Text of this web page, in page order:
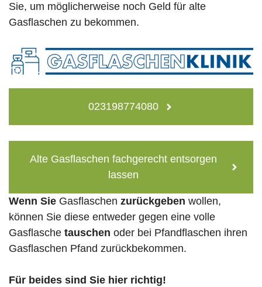
Sie, um möglicherweise noch Geld für alte
Gasflaschen zu bekommen.
023198774080
Alte Gasflaschen fachgerecht entsorgen
lassen
Wenn Sie Gasflaschen zurückgeben wollen,
können Sie diese entweder gegen eine volle
Gasflasche tauschen oder bei Pfandflaschen ihren
Gasflaschen Pfand zurückbekommen.
Für beides sind Sie hier richtig!